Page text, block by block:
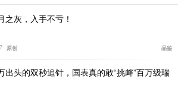
玫瑰金组合。玫瑰金与铜色盘形成
的暖色调，不会出现割裂感。
之灰，入手不亏！
7 原创 品鉴
出头的双秒追针，国表真的敢“挑衅”百万级瑞